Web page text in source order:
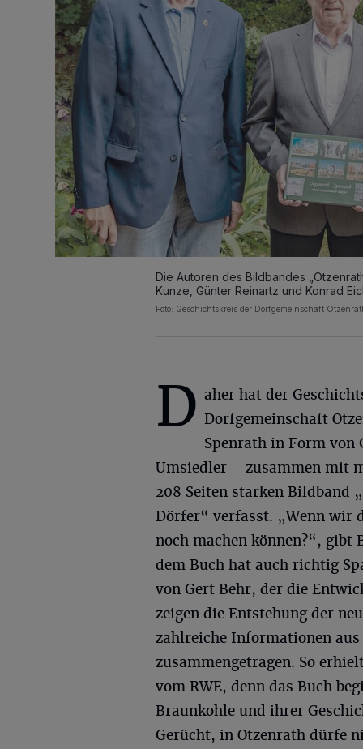
Die Autoren des Bildbandes
Kunze, Günter Reinartz und Konrad
Foto: Geschichtskreis der Dorfgemeinschaft
D aher hat der
Dorfgemeinschaft
Spenrath in Form von
Umsiedler – zusammen mit
208 Seiten starken Bildband
Dörfer“ verfasst. „Wenn wir
noch machen können?“, gibt
dem Buch hat auch richtig
von Gert Behr, der die
zeigen die Entstehung der
zahlreiche Informationen
zusammengetragen. So
vom RWE, denn das Buch
Braunkohle und ihrer
Gerücht, in Otzenrath dürfe